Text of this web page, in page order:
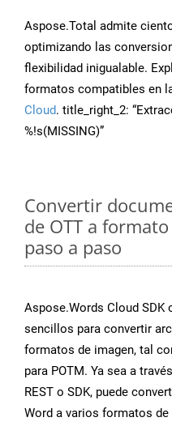
Aspose.Total admite
optimizando las
flexibilidad inigualable.
formatos compatibles en
Cloud. title_right_2:
%!s(MISSING)”
Convertir
de OTT a
paso a paso
Aspose.Words Cloud
sencillos para convertir
formatos de imagen, tal
para POTM. Ya sea a
REST o SDK, puede
Word a varios formatos de